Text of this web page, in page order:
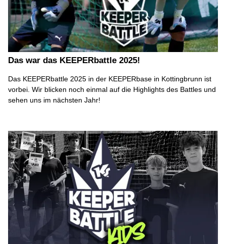
Das war das KEEPERbattle 2025!
Das KEEPERbattle 2025 in der KEEPERbase in Kottingbrunn ist
vorbei. Wir blicken noch einmal auf die Highlights des Battles und
sehen uns im nächsten Jahr!